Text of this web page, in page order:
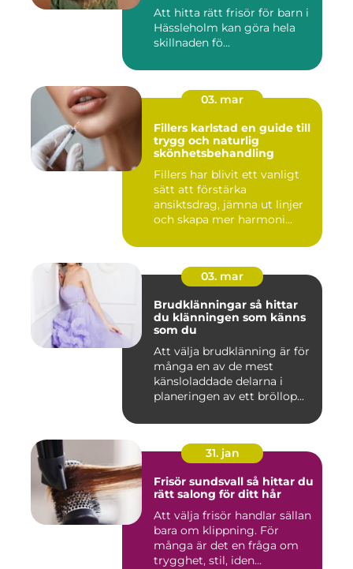
Att hitta rätt frisör för barn i
Hässleholm kan göra hela
skillnaden fö...
03. mar
Fillers karlstad en guide till
trygg och naturlig
skönhetsbehandling
Fillers har blivit ett vanligt
sätt att förstärka
ansiktsdrag, jämna ut linjer
och skapa mer harmoni...
03. mar
Brudklänningar så hittar
du klänningen som känns
som du
Att välja brudklänning är för
många en av de mest
känsloladdade delarna i
planeringen av ett bröllop...
31. jan
Frisör sundsvall så hittar du
rätt salong för ditt hår
Att välja frisör handlar sällan
bara om klippning. För
många är det en fråga om
trygghet, stil, iden...